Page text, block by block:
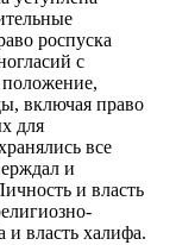
роспуска
с
положение,
включая право
для
все
и
и власть
и власть халифа.